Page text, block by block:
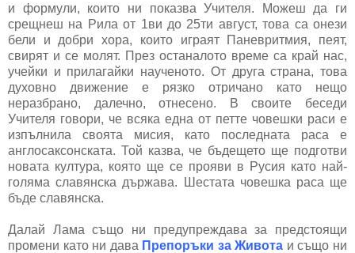
и формули, които ни показва Учителя. Можеш да ги
срещнеш на Рила от 1ви до 25ти август, това са онези
бели и добри хора, които играят Паневритмия, пеят,
свирят и се молят. През останалото време са край нас,
учейки и прилагайки наученото. От друга страна, това
духовно движение е рязко отричано като нещо
неразбрано, далечно, отнесено. В своите беседи
Учителя говори, че всяка една от петте човешки раси е
изпълнила своята мисия, като последната раса е
англосаксонската. Той казва, че бъдещето ще подготви
новата култура, която ще се прояви в Русия като най-
голяма славянска държава. Шестата човешка раса ще
бъде славянска.
Далай Лама също ни предупреждава за предстоящи
промени като ни дава Препоръки за Живота и също ни